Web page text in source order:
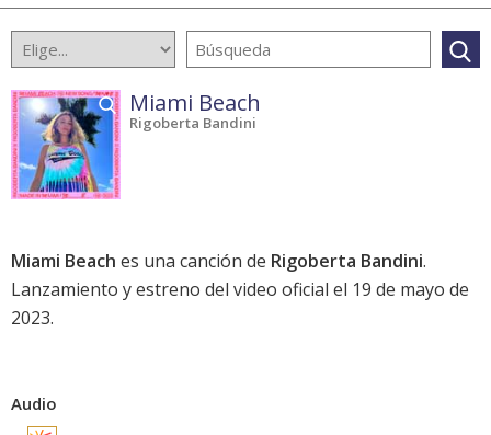
Miami Beach
Rigoberta Bandini
Miami Beach es una canción de Rigoberta Bandini.
Lanzamiento y estreno del video oficial el 19 de mayo de
2023.
Audio